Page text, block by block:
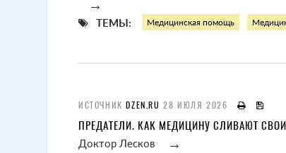
→
ТЕМЫ: Медицинская помощь
ИСТОЧНИКDZEN.RU 28 ИЮЛЯ 2026
ПРЕДАТЕЛИ. КАК МЕДИЦИНУ СЛИВАЮТ
Доктор Лесков →